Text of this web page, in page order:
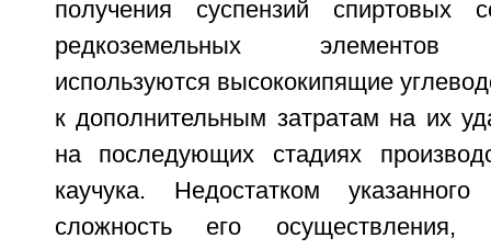
получения суспензий спиртовых
редкоземельных элементов
используются высококипящие
к дополнительным затратам на их
на последующих стадиях
каучука. Недостатком
сложность его осуществления,